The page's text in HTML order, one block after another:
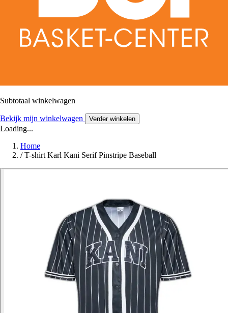
Subtotaal winkelwagen
Bekijk mijn winkelwagen Verder winkelen
Loading...
Home
/ T-shirt Karl Kani Serif Pinstripe Baseball